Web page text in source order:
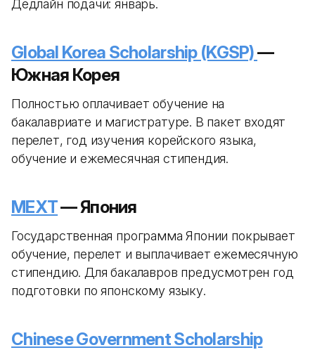
Дедлайн подачи: январь.
Global Korea Scholarship (KGSP)—
Южная Корея
Полностью оплачивает обучение на
бакалавриате и магистратуре. В пакет входят
перелет, год изучения корейского языка,
обучение и ежемесячная стипендия.
MEXT— Япония
Государственная программа Японии покрывает
обучение, перелет и выплачивает ежемесячную
стипендию. Для бакалавров предусмотрен год
подготовки по японскому языку.
Chinese Government Scholarship